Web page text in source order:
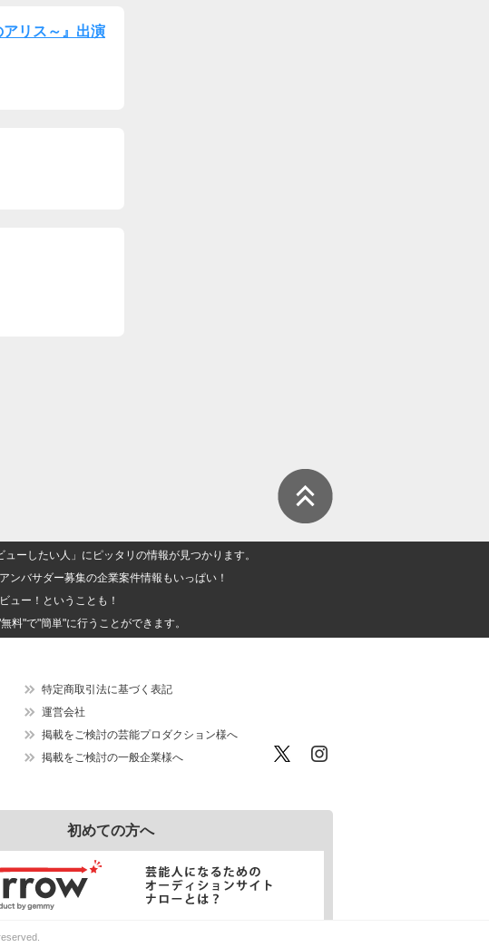
リス～』出演
ーしたい人」にピッタリの情報が見つかります。
バサダー募集の企業案件情報もいっぱい！
ュー！ということも！
料"で"簡単"に行うことができます。
特定商取引法に基づく表記
運営会社
掲載をご検討の芸能プロダクション様へ
掲載をご検討の一般企業様へ
初めての方へ